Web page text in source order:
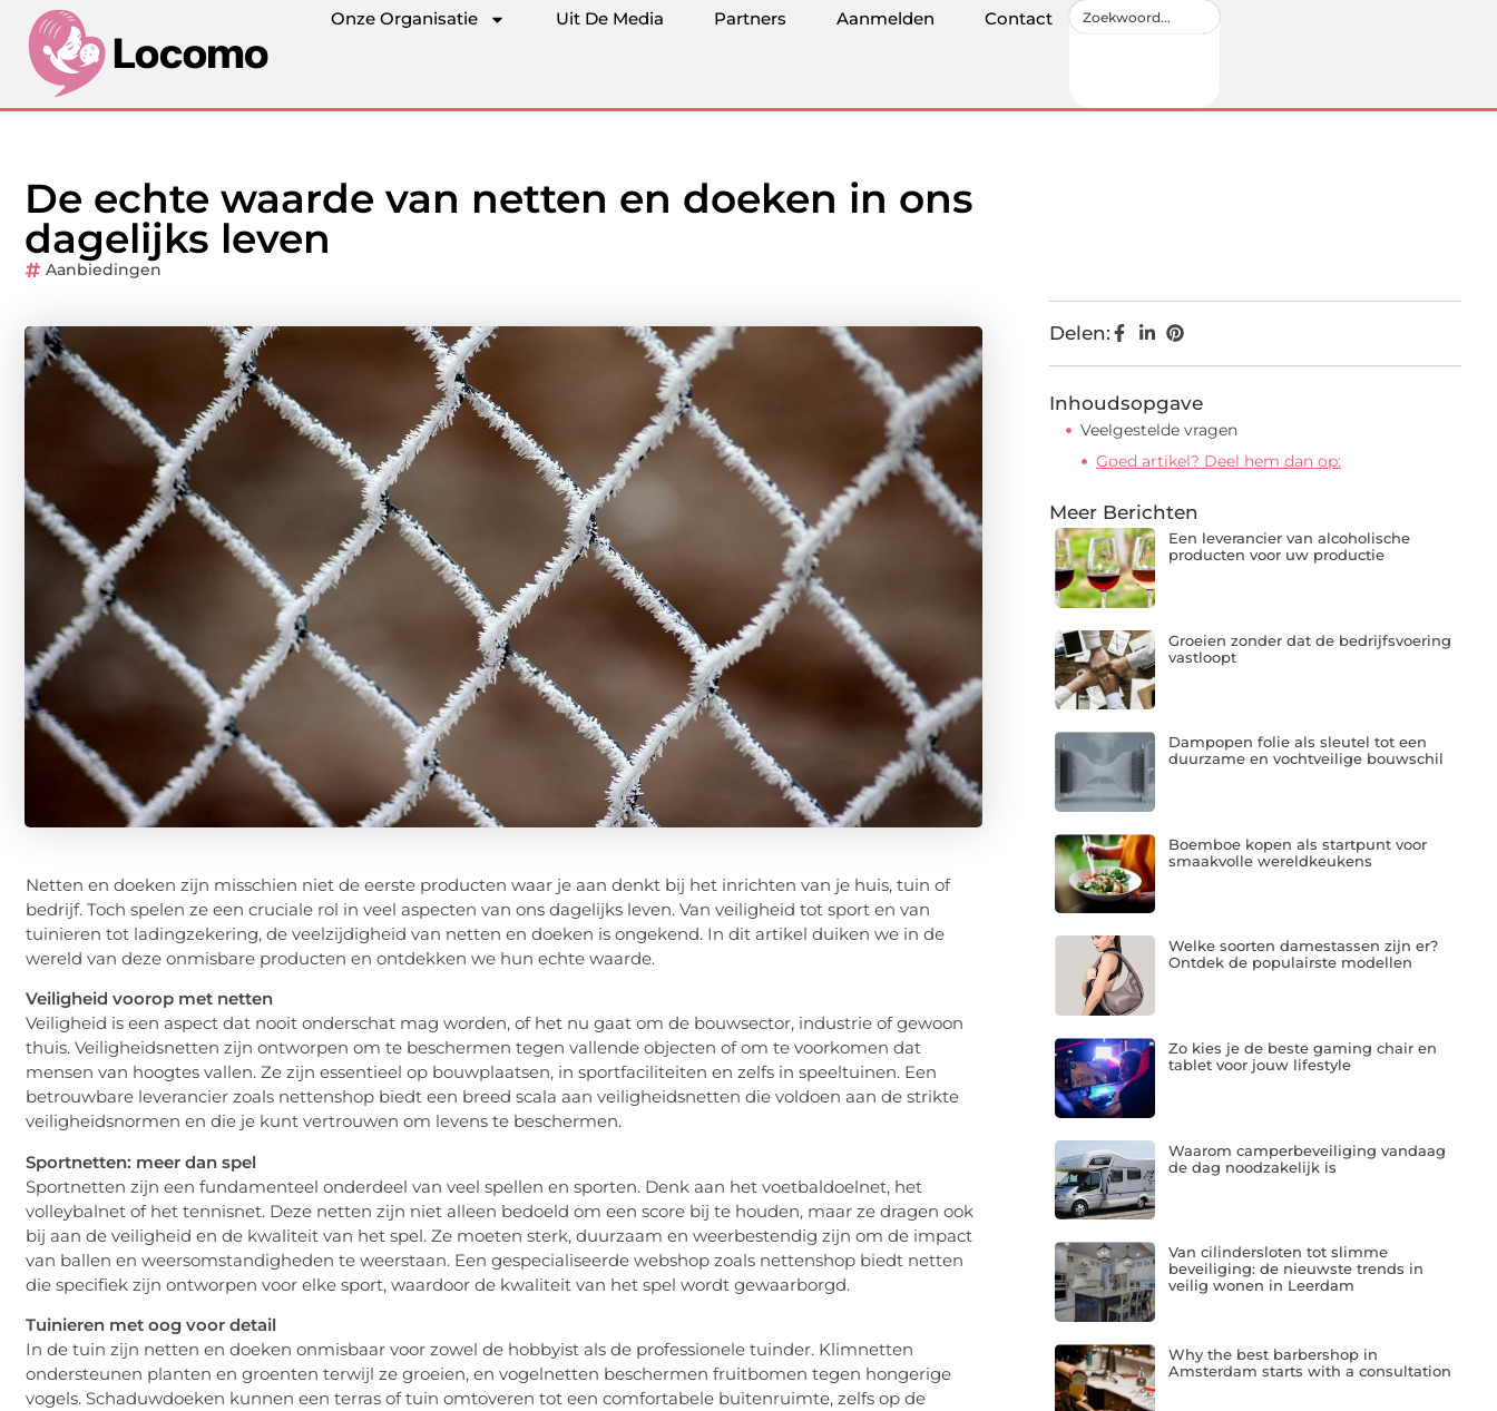
Onze Organisatie Uit De Media Partners Aanmelden Contact
De echte waarde van netten en doeken in ons
dagelijks leven
Aanbiedingen
Netten en doeken zijn misschien niet de eerste producten waar je aan denkt bij het inrichten van je huis, tuin of
bedrijf. Toch spelen ze een cruciale rol in veel aspecten van ons dagelijks leven. Van veiligheid tot sport en van
tuinieren tot ladingzekering, de veelzijdigheid van netten en doeken is ongekend. In dit artikel duiken we in de
wereld van deze onmisbare producten en ontdekken we hun echte waarde.
Veiligheid voorop met netten
Veiligheid is een aspect dat nooit onderschat mag worden, of het nu gaat om de bouwsector, industrie of gewoon
thuis. Veiligheidsnetten zijn ontworpen om te beschermen tegen vallende objecten of om te voorkomen dat
mensen van hoogtes vallen. Ze zijn essentieel op bouwplaatsen, in sportfaciliteiten en zelfs in speeltuinen. Een
betrouwbare leverancier zoals nettenshop biedt een breed scala aan veiligheidsnetten die voldoen aan de strikte
veiligheidsnormen en die je kunt vertrouwen om levens te beschermen.
Sportnetten: meer dan spel
Sportnetten zijn een fundamenteel onderdeel van veel spellen en sporten. Denk aan het voetbaldoelnet, het
volleybalnet of het tennisnet. Deze netten zijn niet alleen bedoeld om een score bij te houden, maar ze dragen ook
bij aan de veiligheid en de kwaliteit van het spel. Ze moeten sterk, duurzaam en weerbestendig zijn om de impact
van ballen en weersomstandigheden te weerstaan. Een gespecialiseerde webshop zoals nettenshop biedt netten
die specifiek zijn ontworpen voor elke sport, waardoor de kwaliteit van het spel wordt gewaarborgd.
Tuinieren met oog voor detail
In de tuin zijn netten en doeken onmisbaar voor zowel de hobbyist als de professionele tuinder. Klimnetten
ondersteunen planten en groenten terwijl ze groeien, en vogelnetten beschermen fruitbomen tegen hongerige
vogels. Schaduwdoeken kunnen een terras of tuin omtoveren tot een comfortabele buitenruimte, zelfs op de
Delen:
Inhoudsopgave
Veelgestelde vragen
Goed artikel? Deel hem dan op:
Meer Berichten
Een leverancier van alcoholische
producten voor uw productie
Groeien zonder dat de bedrijfsvoering
vastloopt
Dampopen folie als sleutel tot een
duurzame en vochtveilige bouwschil
Boemboe kopen als startpunt voor
smaakvolle wereldkeukens
Welke soorten damestassen zijn er?
Ontdek de populairste modellen
Zo kies je de beste gaming chair en
tablet voor jouw lifestyle
Waarom camperbeveiliging vandaag
de dag noodzakelijk is
Van cilindersloten tot slimme
beveiliging: de nieuwste trends in
veilig wonen in Leerdam
Why the best barbershop in
Amsterdam starts with a consultation